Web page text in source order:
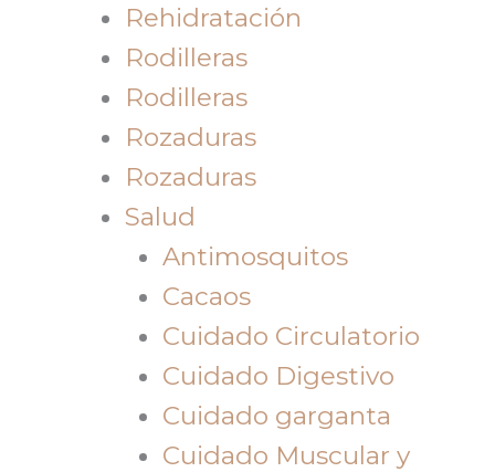
Rehidratación
Rodilleras
Rodilleras
Rozaduras
Rozaduras
Salud
Antimosquitos
Cacaos
Cuidado Circulatorio
Cuidado Digestivo
Cuidado garganta
Cuidado Muscular y